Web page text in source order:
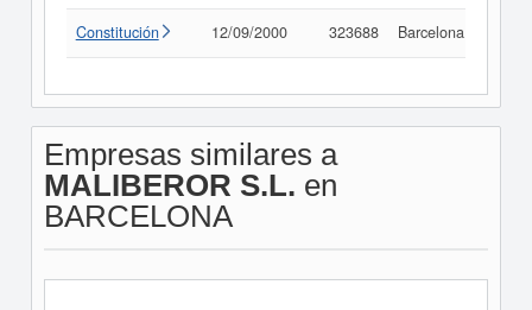
Constitución 12/09/2000 323688 Barcelona
Empresas similares a
MALIBEROR S.L. en
BARCELONA